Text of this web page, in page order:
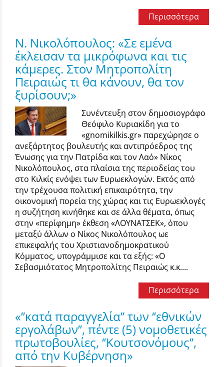
Περισσότερα
Ν. Νικολόπουλος: «Σε εμένα
έκλεισαν τα μικρόφωνα και τις
κάμερες. Στον Μητροπολίτη
Πειραιώς τι θα κάνουν, θα τον
ξυρίσουν;»
Συνέντευξη στον δημοσιογράφο
Θεόφιλο Κυριακίδη για το
«gnomikilkis.gr» παρεχώρησε ο
ανεξάρτητος βουλευτής και αντιπρόεδρος της
Ένωσης για την Πατρίδα και τον Λαό» Νίκος
Νικολόπουλος, στα πλαίσια της περιοδείας του
στο Κιλκίς ενόψει των Ευρωεκλογών. Εκτός από
την τρέχουσα πολιτική επικαιρότητα, την
οικονομική πορεία της χώρας και τις Ευρωεκλογές
η συζήτηση κινήθηκε και σε άλλα θέματα, όπως
στην «περίφημη» έκθεση «ΛΟΥΝΑΤΣΕΚ», όπου
μεταξύ άλλων ο Νίκος Νικολόπουλος ωε
επικεφαλής του Χριστιανοδημοκρατικού
Κόμματος, υπογράμμισε και τα εξής: «O
Σεβασμιότατος Μητροπολίτης Πειραιώς κ.κ....
Περισσότερα
«’’κατά παραγγελία’’ των ‘’εθνικών
εργολάβων’’, πέντε (5) νομοθετικές
πρωτοβουλίες, ‘’Κουτσονόμους’’,
από την Κυβέρνηση»